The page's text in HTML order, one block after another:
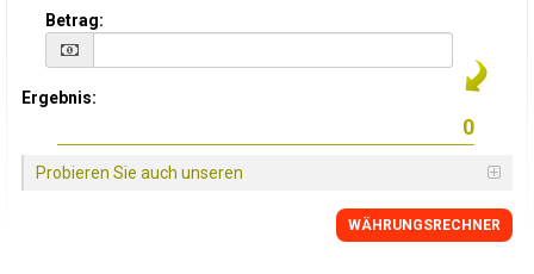
Betrag:
Ergebnis:
Probieren Sie auch unseren
WÄHRUNGSRECHNER